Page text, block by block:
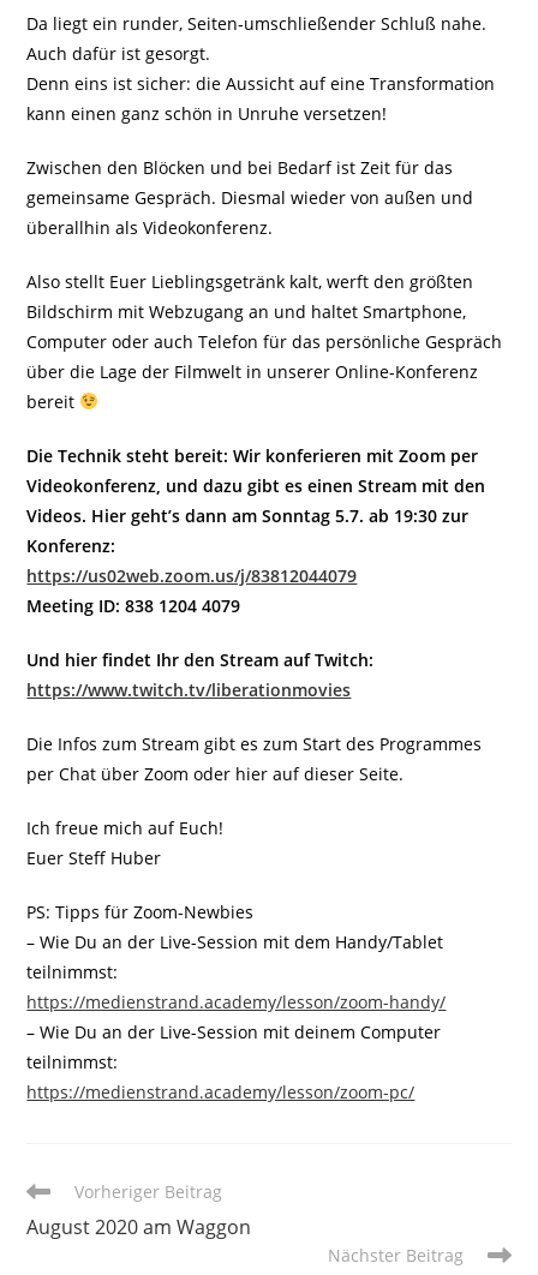
Da liegt ein runder, Seiten-umschließender Schluß nahe.
Auch dafür ist gesorgt.
Denn eins ist sicher: die Aussicht auf eine Transformation
kann einen ganz schön in Unruhe versetzen!
Zwischen den Blöcken und bei Bedarf ist Zeit für das
gemeinsame Gespräch. Diesmal wieder von außen und
überallhin als Videokonferenz.
Also stellt Euer Lieblingsgetränk kalt, werft den größten
Bildschirm mit Webzugang an und haltet Smartphone,
Computer oder auch Telefon für das persönliche Gespräch
über die Lage der Filmwelt in unserer Online-Konferenz
bereit
Die Technik steht bereit: Wir konferieren mit Zoom per
Videokonferenz, und dazu gibt es einen Stream mit den
Videos. Hier geht’s dann am Sonntag 5.7. ab 19:30 zur
Konferenz:
https://us02web.zoom.us/j/83812044079
Meeting ID: 838 1204 4079
Und hier findet Ihr den Stream auf Twitch:
https://www.twitch.tv/liberationmovies
Die Infos zum Stream gibt es zum Start des Programmes
per Chat über Zoom oder hier auf dieser Seite.
Ich freue mich auf Euch!
Euer Steff Huber
PS: Tipps für Zoom-Newbies
– Wie Du an der Live-Session mit dem Handy/Tablet
teilnimmst:
https://medienstrand.academy/lesson/zoom-handy/
– Wie Du an der Live-Session mit deinem Computer
teilnimmst:
https://medienstrand.academy/lesson/zoom-pc/
Weitere
ansehen
Vorheriger Beitrag
August 2020 am Waggon
Nächster Beitrag